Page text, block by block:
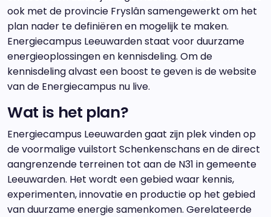
ook met de provincie Fryslân samengewerkt om het
plan nader te definiëren en mogelijk te maken.
Energiecampus Leeuwarden staat voor duurzame
energieoplossingen en kennisdeling. Om de
kennisdeling alvast een boost te geven is de website
van de Energiecampus nu live.
Wat is het plan?
Energiecampus Leeuwarden gaat zijn plek vinden op
de voormalige vuilstort Schenkenschans en de direct
aangrenzende terreinen tot aan de N31 in gemeente
Leeuwarden. Het wordt een gebied waar kennis,
experimenten, innovatie en productie op het gebied
van duurzame energie samenkomen. Gerelateerde